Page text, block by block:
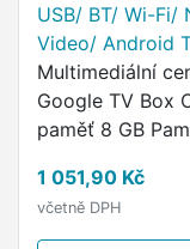
USB/ BT/ Wi-Fi/
Video/ Android
Multimediální
Google TV Box
paměť 8 GB
HDR10+,
1 051,90 Kč
včetně DPH